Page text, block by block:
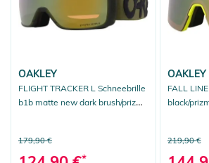
OAKLEY
FLIGHT TRACKER L Schneebrille
b1b matte new dark brush/prizm
179,90 €
*
OAKLEY
FALL
black/
219,90 €